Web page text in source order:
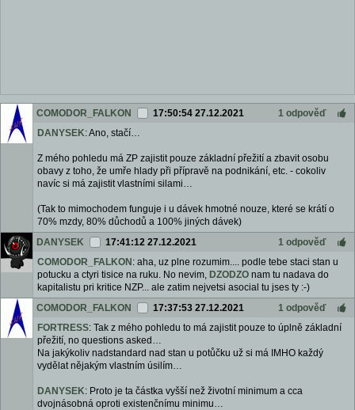
COMODOR_FALKON 17:50:54 27.12.2021
1 odpověď
DANYSEK: Ano, stačí…
Z mého pohledu má ZP zajistit pouze základní přežití a zbavit osobu
obavy z toho, že umře hlady při přípravě na podnikání, etc. - cokoliv
navíc si má zajistit vlastními silami…
(Tak to mimochodem funguje i u dávek hmotné nouze, které se krátí o
70% mzdy, 80% důchodů a 100% jiných dávek)
DANYSEK
17:41:12 27.12.2021
1 odpověď
COMODOR_FALKON : aha, uz plne rozumim.... podle tebe staci stan u
potucku a ctyri tisice na ruku. No nevim, DZODZO nam tu nadava do
kapitalistu pri kritice NZP... ale zatim nejvetsi asocial tu jses ty :-)
COMODOR_FALKON
17:37:53 27.12.2021
1 odpověď
FORTRESS: Tak z mého pohledu to má zajistit pouze to úplně základní
přežití, no questions asked…
Na jakýkoliv nadstandard nad stan u potůčku už si má IMHO každý
vydělat nějakým vlastním úsilím…
DANYSEK: Proto je ta částka vyšší než životní minimum a cca
dvojnásobná oproti existenčnímu minimu…